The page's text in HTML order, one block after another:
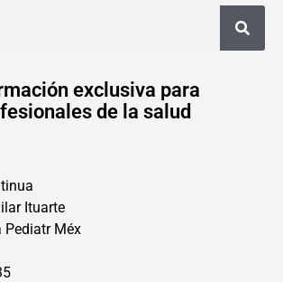
exclusiva para
de la salud
Ituarte
Pediatr Méx